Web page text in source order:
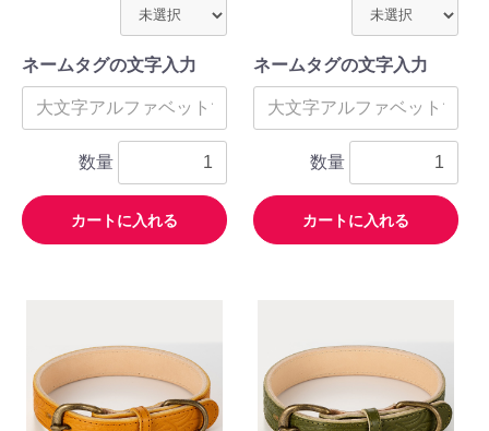
ネームタグの文字入力
数量
カートに入れる
ネームタグの文字入力
数量
カートに入れる